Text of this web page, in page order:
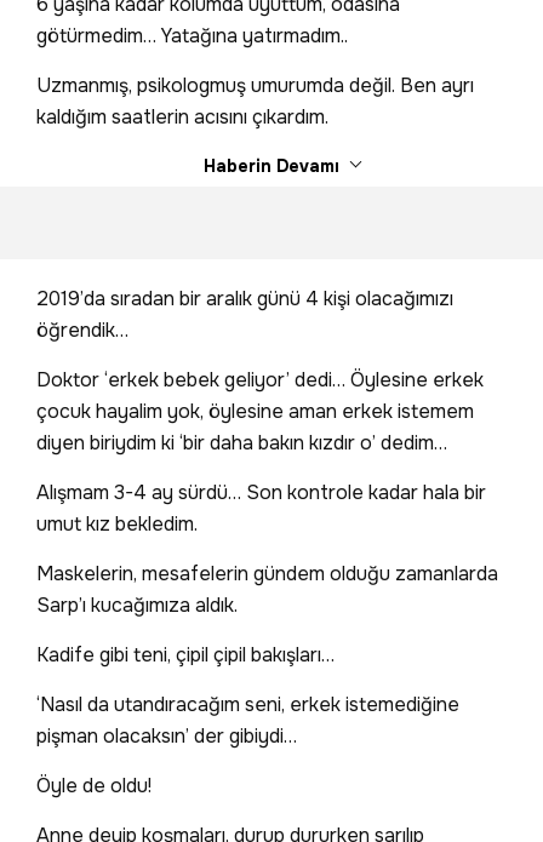
götürmedim… Yatağına yatırmadım..
Uzmanmış, psikologmuş umurumda değil. Ben ayrı
kaldığım saatlerin acısını çıkardım.
Haberin Devamı
2019’da sıradan bir aralık günü 4 kişi olacağımızı
öğrendik…
Doktor ‘erkek bebek geliyor’ dedi… Öylesine erkek
çocuk hayalim yok, öylesine aman erkek istemem
diyen biriydim ki ‘bir daha bakın kızdır o’ dedim…
Alışmam 3-4 ay sürdü… Son kontrole kadar hala bir
umut kız bekledim.
Maskelerin, mesafelerin gündem olduğu zamanlarda
Sarp’ı kucağımıza aldık.
Kadife gibi teni, çipil çipil bakışları…
‘Nasıl da utandıracağım seni, erkek istemediğine
pişman olacaksın’ der gibiydi…
Öyle de oldu!
Anne deyip koşmaları, durup dururken sarılıp